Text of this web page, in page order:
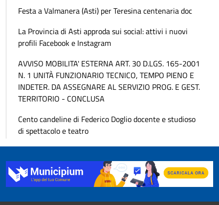
Festa a Valmanera (Asti) per Teresina centenaria doc
La Provincia di Asti approda sui social: attivi i nuovi
profili Facebook e Instagram
AVVISO MOBILITA' ESTERNA ART. 30 D.LGS. 165-2001
N. 1 UNITÀ FUNZIONARIO TECNICO, TEMPO PIENO E
INDETER. DA ASSEGNARE AL SERVIZIO PROG. E GEST.
TERRITORIO - CONCLUSA
Cento candeline di Federico Doglio docente e studioso
di spettacolo e teatro